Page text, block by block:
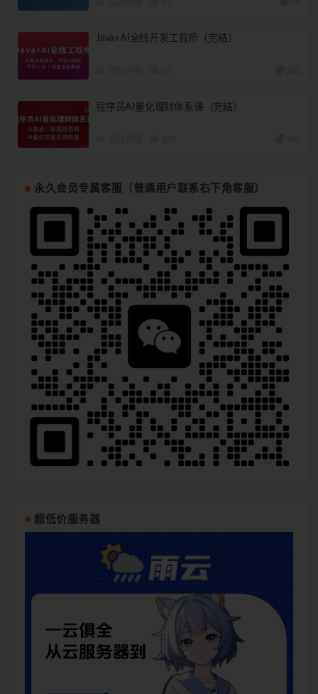
Java+AI全栈开发工程师（完结）
程序员AI量化理财体系课（完结）
永久会员专属客服（普通用户联系右下角客服）
超低价服务器